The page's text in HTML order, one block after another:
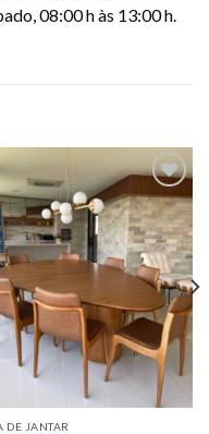
08:00 h às 13:00 h.
Adicionar
a lista de
desejos
DE JANTAR